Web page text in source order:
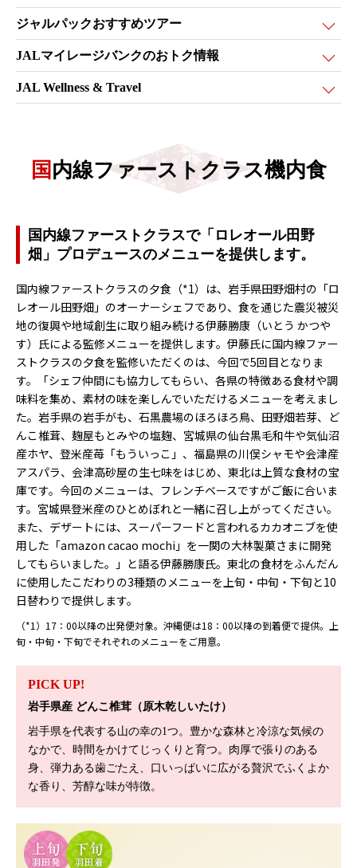
ジャルパックおすすめツアー
JALマイレージバンクのおトク情報
JAL Wellness & Travel
国内線ファーストクラス機内食
国内線ファーストクラスで「ロレオール田野
畑」プロデュースのメニューを提供します。
国内線ファーストクラスの夕食（*1）は、岩手県田野畑村の「ロ
レオール田野畑」のオーナーシェフであり、食を通じた震災被災
地の復興や地域創生に取り組み続ける伊藤勝康（いとう かつや
す）氏による監修メニューを提供します。伊藤氏に国内線ファー
ストクラスの夕食を監修いただくのは、今回で5回目となりま
す。「シェフ仲間にも協力してもらい、各県の特徴ある食材や調
味料を集め、素材の味を楽しんでいただけるメニューを考えまし
た。岩手県の岩手がも、石黒農場のほろほろ鳥、田野畑若芽、ど
んこ椎茸、麹屋もとみやの塩麹、宮城県の仙台黒毛和牛や気仙沼
産ホヤ、登米産苺「もういっこ」、福島県の川俣シャモや会津産
アスパラ、会津高砂屋の生七味をはじめ、東北は上質な食材の宝
庫です。今回のメニューは、フレンチベースですがご飯に合いま
す。宮城県登米産のひとめぼれと一緒に召し上がってください。
また、デザートには、スーパーフードと言われるカカオニブを使
用した「amazon cacao mochi」を一関の大林製菓さまに開発
してもらいました。」と語る伊藤勝康氏。東北の食材をふんだん
に使用したこだわりの3種類のメニューを上旬・中旬・下旬と10
日替わりで提供します。
（*1）17：00以降の出発便対象。沖縄便は18：00以降の到着便で提供。上
旬・中旬・下旬でそれぞれのメニューをご用意。
PICK UP!
岩手県産 どんこ椎茸（原木乾しいたけ）
岩手県を代表する山の幸の1つ。豊かな森林と冷涼な気候の
なかで、時間をかけてじっくりと育つ。肉厚で張りのある
身、弾力ある歯ごたえ、口いっぱいに広がる贅沢でふくよか
な香り、芳醇な味が特徴。